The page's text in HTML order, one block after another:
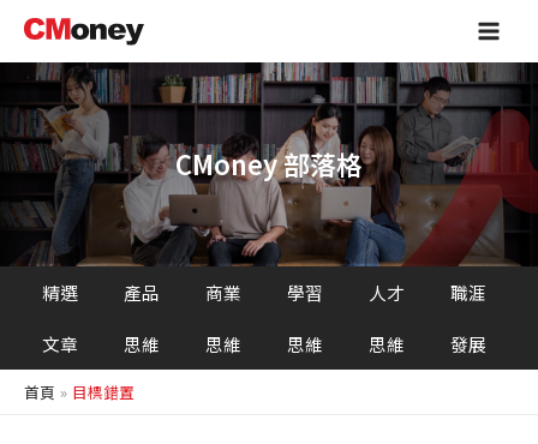
主
容
Main
CMoney 部落格
精選
文章
產品
思維
商業
思維
學習
思維
人才
思維
職涯
發展
首頁 目標錯置